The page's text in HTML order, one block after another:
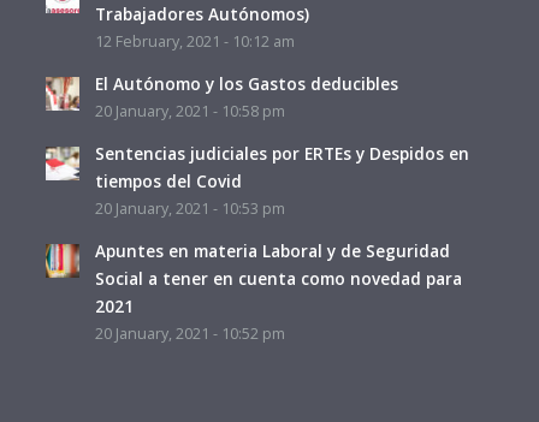
Trabajadores Autónomos)
12 February, 2021 - 10:12 am
El Autónomo y los Gastos deducibles
20 January, 2021 - 10:58 pm
Sentencias judiciales por ERTEs y Despidos en
tiempos del Covid
20 January, 2021 - 10:53 pm
Apuntes en materia Laboral y de Seguridad
Social a tener en cuenta como novedad para
2021
20 January, 2021 - 10:52 pm